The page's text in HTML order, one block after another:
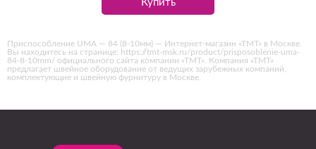
Купить
Приспособление UMA — 84 (8-10мм) — Интернет-магазин «ТМТ» в Москве.
Вы находитесь на странице: https://tmt-msk.ru/product/prisposoblenie-uma-
84-8-10mm/ официального сайта компании «ТМТ». Компания «ТМТ»
предлагает швейное оборудование от ведущих зарубежных компаний,
комплектующие и швейную фурнитуру в Москве.